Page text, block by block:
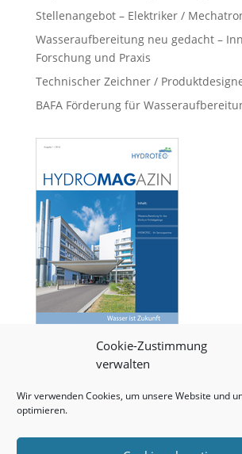
Cookie-Zustimmung
verwalten
Wir verwenden Cookies, um unsere Website und
optimieren.
Stellenangebot – Elektriker /
Wasseraufbereitung neu gedacht –
Forschung und Praxis
Technischer Zeichner /
BAFA Förderung für
HYDROTEC GmbH – HydroTec
Roland-Dorschner-Straße 5, 95100
Tel.: +49-(0)9287 800 64-0 / Fax: +49-
info@hydrotec-selb.com